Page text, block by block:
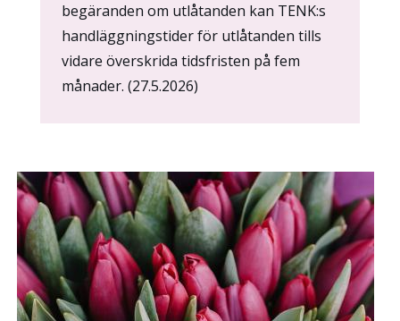
begäranden om utlåtanden kan TENK:s
handläggningstider för utlåtanden tills
vidare överskrida tidsfristen på fem
månader. (27.5.2026)